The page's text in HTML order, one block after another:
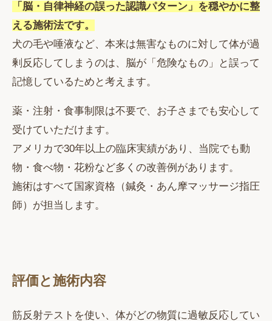
「脳・自律神経の誤った認識パターン」を穏やかに整
える施術法です。
犬の毛や唾液など、本来は無害なものに対して体が過
剰反応してしまうのは、脳が「危険なもの」と誤って
記憶しているためと考えます。
薬・注射・食事制限は不要で、お子さまでも安心して
受けていただけます。
アメリカで30年以上の臨床実績があり、当院でも動
物・食べ物・花粉など多くの改善例があります。
施術はすべて国家資格（鍼灸・あん摩マッサージ指圧
師）が担当します。
評価と施術内容
筋反射テストを使い、体がどの物質に過敏反応してい